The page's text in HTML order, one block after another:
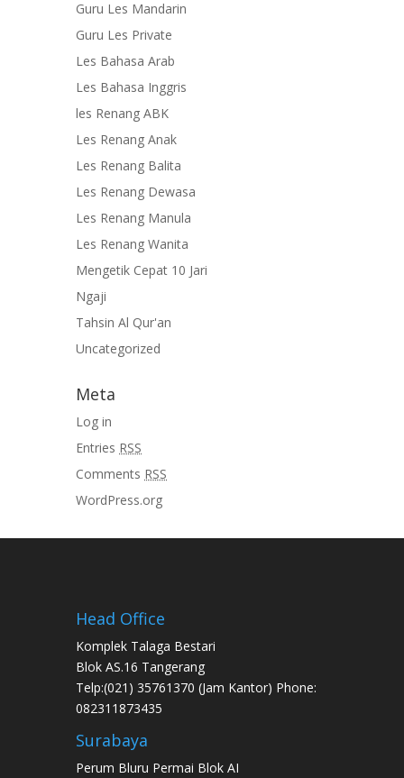
Guru Les Mandarin
Guru Les Private
Les Bahasa Arab
Les Bahasa Inggris
les Renang ABK
Les Renang Anak
Les Renang Balita
Les Renang Dewasa
Les Renang Manula
Les Renang Wanita
Mengetik Cepat 10 Jari
Ngaji
Tahsin Al Qur'an
Uncategorized
Meta
Log in
Entries RSS
Comments RSS
WordPress.org
Head Office
Komplek Talaga Bestari
Blok AS.16 Tangerang
Telp:(021) 35761370 (Jam Kantor) Phone:
082311873435
Surabaya
Perum Bluru Permai Blok AI